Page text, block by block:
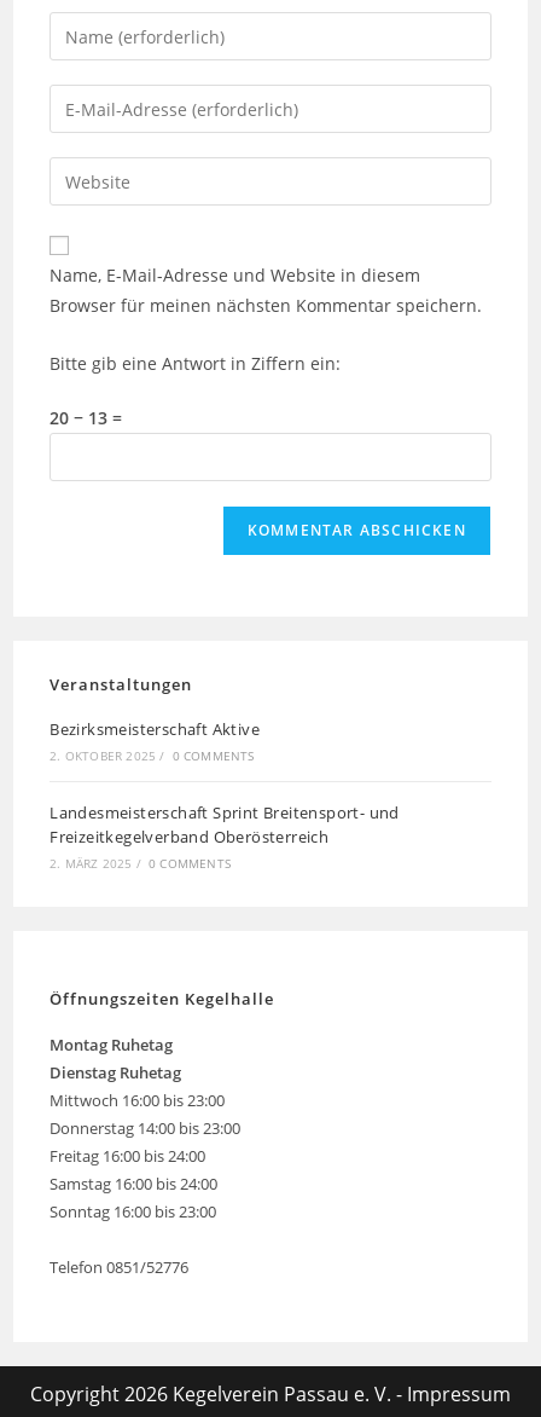
Gib
deinen
Namen
oder
zum
Kommentieren
ein
Gib
deine
E-
Mail-
zum
Kommentieren
ein
Gib
deine
Website-
URL
Name, E-Mail-Adresse und Website in diesem
Browser für meinen nächsten Kommentar speichern.
Bitte gib eine Antwort in Ziffern ein:
20 − 13 =
Veranstaltungen
Bezirksmeisterschaft Aktive
2. OKTOBER 2025 / 0 COMMENTS
Landesmeisterschaft Sprint Breitensport- und
Freizeitkegelverband Oberösterreich
2. MÄRZ 2025 / 0 COMMENTS
Öffnungszeiten Kegelhalle
Montag Ruhetag
Dienstag Ruhetag
Mittwoch 16:00 bis 23:00
Donnerstag 14:00 bis 23:00
Freitag 16:00 bis 24:00
Samstag 16:00 bis 24:00
Sonntag 16:00 bis 23:00
Telefon 0851/52776
Copyright 2026 Kegelverein Passau e. V. - Impressum